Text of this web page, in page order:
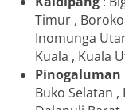
Timur ,
Inomunga
Kuala , Kuala
Pinogaluman
Buko Selatan